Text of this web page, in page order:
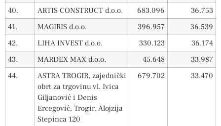
40. ARTIS CONSTRUCT d.o.o. 683.096
36.753
41.
MAGIRIS d.o.o. 396.957
36.539
42.
LIHA INVEST d.o.o. 330.123
36.174
43.
MARDEX MAX d.o.o. 45.648
33.987
44.
ASTRA TROGIR, zajednički
obrt za trgovinu vl. Ivica
Giljanović i Denis
Ercegović, Trogir, Alojzija
Stepinca 120
679.702 33.470